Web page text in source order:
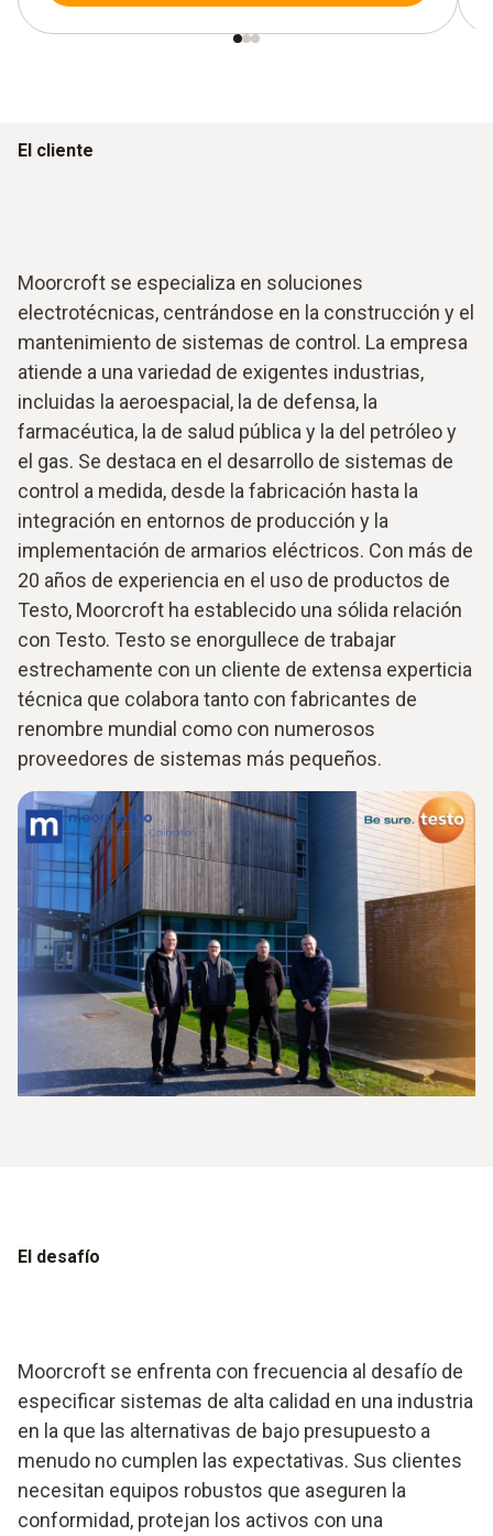
El cliente
Moorcroft se especializa en soluciones
electrotécnicas, centrándose en la construcción y el
mantenimiento de sistemas de control. La empresa
atiende a una variedad de exigentes industrias,
incluidas la aeroespacial, la de defensa, la
farmacéutica, la de salud pública y la del petróleo y
el gas. Se destaca en el desarrollo de sistemas de
control a medida, desde la fabricación hasta la
integración en entornos de producción y la
implementación de armarios eléctricos. Con más de
20 años de experiencia en el uso de productos de
Testo, Moorcroft ha establecido una sólida relación
con Testo. Testo se enorgullece de trabajar
estrechamente con un cliente de extensa experticia
técnica que colabora tanto con fabricantes de
renombre mundial como con numerosos
proveedores de sistemas más pequeños.
El desafío
Moorcroft se enfrenta con frecuencia al desafío de
especificar sistemas de alta calidad en una industria
en la que las alternativas de bajo presupuesto a
menudo no cumplen las expectativas. Sus clientes
necesitan equipos robustos que aseguren la
conformidad, protejan los activos con una